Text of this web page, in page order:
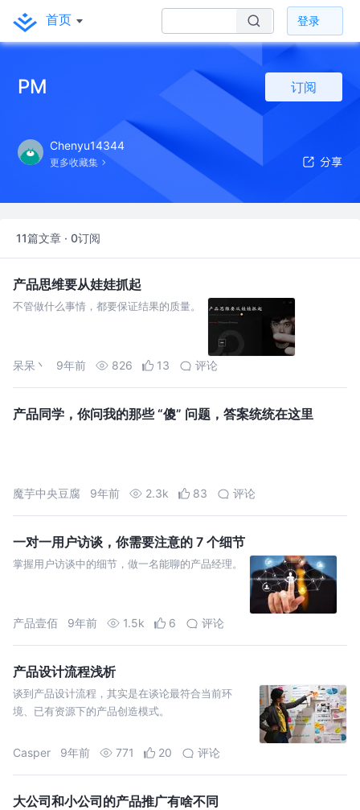
首页 登录
PM 订阅
Chenyu14344
更多收藏集
11篇文章 · 0订阅
产品思维要从娃娃抓起
不管做什么事情，都要保证结果的质量。
呆呆丶 9年前 826 13 评论
产品同学，你问我的那些 “傻” 问题，答案统统在这里
魔芋中央豆腐 9年前 2.3k 83 评论
一对一用户访谈，你需要注意的 7 个细节
掌握用户访谈中的细节，做一名能聊的产品经理。
产品壹佰 9年前 1.5k 6 评论
产品设计流程浅析
谈到产品设计流程，其实是在谈论最符合当前环
境、已有资源下的产品创造模式。
Casper 9年前 771 20 评论
大公司和小公司的产品推广有啥不同